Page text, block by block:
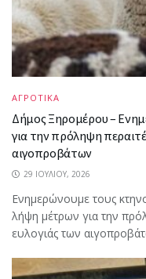
ΑΓΡΟΤΙΚΑ
Δήμος Ξηρομέρου –
για την πρόληψη
αιγοπροβάτων
29 ΙΟΥΛΊΟΥ, 2026
Ενημερώνουμε τους
λήψη μέτρων για την
ευλογιάς των